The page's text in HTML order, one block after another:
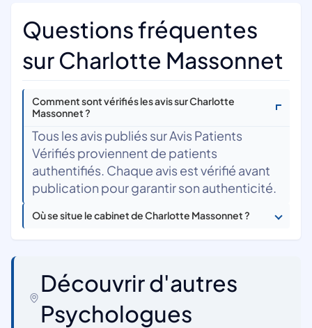
Questions fréquentes
sur Charlotte Massonnet
Comment sont vérifiés les avis sur Charlotte
Massonnet ?
Tous les avis publiés sur Avis Patients
Vérifiés proviennent de patients
authentifiés. Chaque avis est vérifié avant
publication pour garantir son authenticité.
Où se situe le cabinet de Charlotte Massonnet ?
Découvrir d'autres
Psychologues